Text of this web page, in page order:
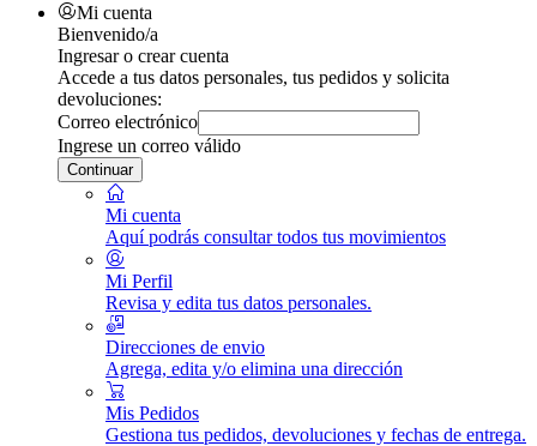
Mi cuenta
Bienvenido/a
Ingresar o crear cuenta
Accede a tus datos personales, tus pedidos y solicita
devoluciones:
Correo electrónico
Ingrese un correo válido
Continuar
Mi cuenta
Aquí podrás consultar todos tus movimientos
Mi Perfil
Revisa y edita tus datos personales.
Direcciones de envio
Agrega, edita y/o elimina una dirección
Mis Pedidos
Gestiona tus pedidos, devoluciones y fechas de entrega.